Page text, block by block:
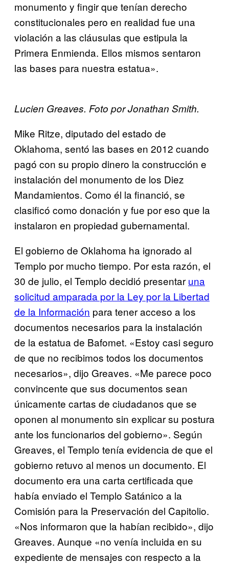
monumento y fingir que tenían derecho
constitucionales pero en realidad fue una
violación a las cláusulas que estipula la
Primera Enmienda. Ellos mismos sentaron
las bases para nuestra estatua».
Lucien Greaves. Foto por Jonathan Smith.
Mike Ritze, diputado del estado de
Oklahoma, sentó las bases en 2012 cuando
pagó con su propio dinero la construcción e
instalación del monumento de los Diez
Mandamientos. Como él la financió, se
clasificó como donación y fue por eso que la
instalaron en propiedad gubernamental.
El gobierno de Oklahoma ha ignorado al
Templo por mucho tiempo. Por esta razón, el
30 de julio, el Templo decidió presentar una
soli​citud amparada por la Ley por la Libertad
de la Información para tener acceso a los
documentos necesarios para la instalación
de la estatua de Bafomet. «Estoy casi seguro
de que no recibimos todos los documentos
necesarios», dijo Greaves. «Me parece poco
convincente que sus documentos sean
únicamente cartas de ciudadanos que se
oponen al monumento sin explicar su postura
ante los funcionarios del gobierno». Según
Greaves, el Templo tenía evidencia de que el
gobierno retuvo al menos un documento. El
documento era una carta certificada que
había enviado el Templo Satánico a la
Comisión para la Preservación del Capitolio.
«Nos informaron que la habían recibido», dijo
Greaves. Aunque «no venía incluida en su
expediente de mensajes con respecto a la